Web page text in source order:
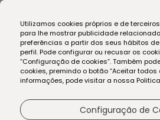
Utilizamos cookies próprios e de
para lhe mostrar publicidade
preferências a partir dos seus hábitos
perfil. Pode configurar ou recusar os
“Configuração de cookies”. Também
cookies, premindo o botão “Aceitar todos
informações, pode visitar a nossa
Configuração de